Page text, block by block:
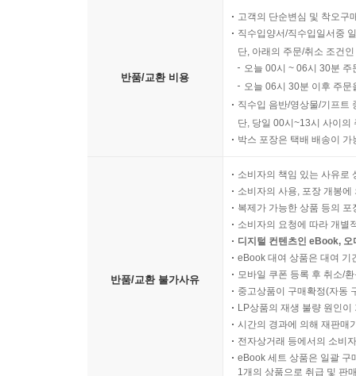
반품/교환 비용
고객의 단순변심 및 착오구
직수입양서/직수입일서중
단, 아래의 주문/취소 조건
오늘 00시 ~ 06시 30분
오늘 06시 30분 이후 주
직수입 음반/영상물/기프트
단, 당일 00시~13시 사이의
박스 포장은 택배 배송이
반품/교환 불가사유
소비자의 책임 있는 사유로
소비자의 사용, 포장 개봉
복제가 가능한 상품 등의
소비자의 요청에 따라 개별
디지털 컨텐츠인 eBook,
eBook 대여 상품은 대여 기
모바일 쿠폰 등록 후 취소/
중고상품이 구매확정(자동
LP상품의 재생 불량 원인
시간의 경과에 의해 재판매
전자상거래 등에서의 소비
eBook 세트 상품은 일괄 구
1개의 상품으로 취급 및 판